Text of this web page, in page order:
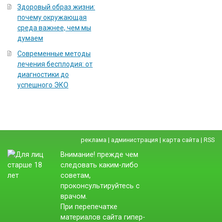
Здоровый образ жизни:
почему окружающая
среда важнее, чем мы
думаем
Современные методы
лечения бесплодия: от
диагностики до
успешного ЭКО
реклама | администрация | карта сайта | RSS
Внимание! прежде чем
следовать каким-либо
советам,
проконсультируйтесь с
врачом.
При перепечатке
материалов сайта гипер-